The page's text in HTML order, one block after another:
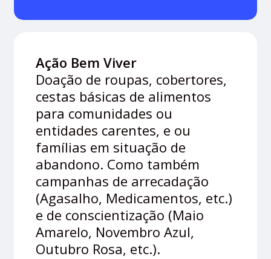
Ação Bem Viver
Doação de roupas, cobertores,
cestas básicas de alimentos
para comunidades ou
entidades carentes, e ou
famílias em situação de
abandono. Como também
campanhas de arrecadação
(Agasalho, Medicamentos, etc.)
e de conscientização (Maio
Amarelo, Novembro Azul,
Outubro Rosa, etc.).